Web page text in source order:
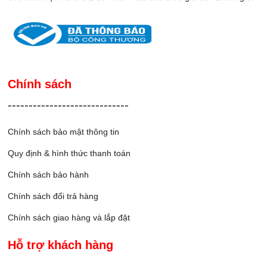
Chính sách
-----------------------------
Chính sách bảo mật thông tin
Quy định & hình thức thanh toán
Chính sách bảo hành
Chính sách đổi trả hàng
Chính sách giao hàng và lắp đặt
Hỗ trợ khách hàng